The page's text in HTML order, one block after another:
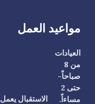
مواعيد العمل
العيادات
من 8
صباحاً-
حتى 2
مساءاً.
الاستقبال يعمل 24 الساعة يوميا